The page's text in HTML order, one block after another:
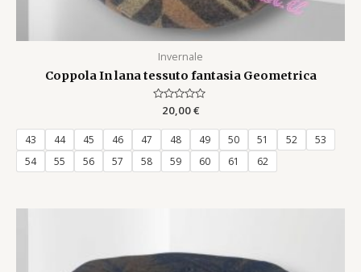
Invernale
Coppola In lana tessuto fantasia Geometrica
Rated
out
20,00€
43 44 45 46 47 48 49 50 51 52
53
54
55 56 57 58 59 60 61 62